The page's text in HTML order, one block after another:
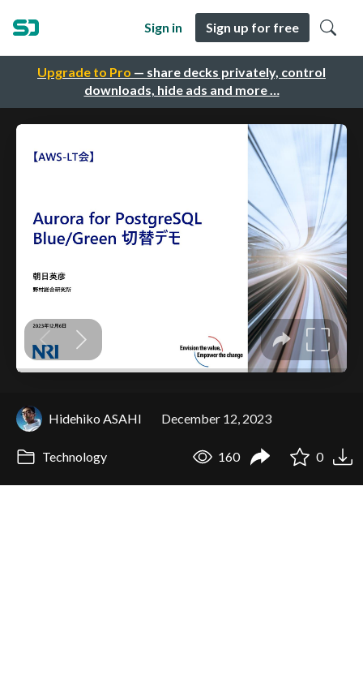
Upgrade to Pro — share decks privately, control
downloads, hide ads and more …
Sign in Sign up for free
Hidehiko ASAHI December 12, 2023
Technology 160 0